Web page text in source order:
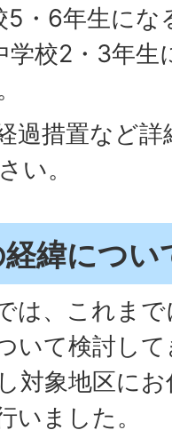
5・6年生にな
学校2・3年生
過措置など
い。
緯につい
は、これま
いて検討し
対象地区に
いました。